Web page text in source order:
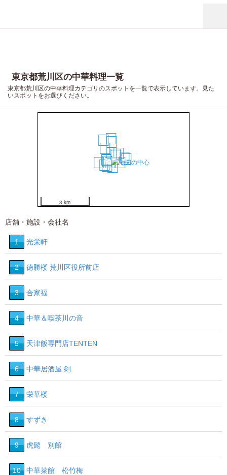
東京都荒川区の中華料理一覧
東京都荒川区の中華料理カテゴリのスポットを一覧で表示しています。見た
いスポットをお選びください。
12
34
5
6
78
9
10
11 12
13
14
15
16
17
18
19
20
3 km
店舗・施設・会社名
1 光栄軒
2 徳勝楼 荒川区役所前店
3 合家福
4 中華＆喫茶川の音
5 天津飯専門店TENTEN
6 中華居酒屋 剣
7 栄華楼
8 すずき
9 虎髭 別館
10 中華菜館 松竹梅